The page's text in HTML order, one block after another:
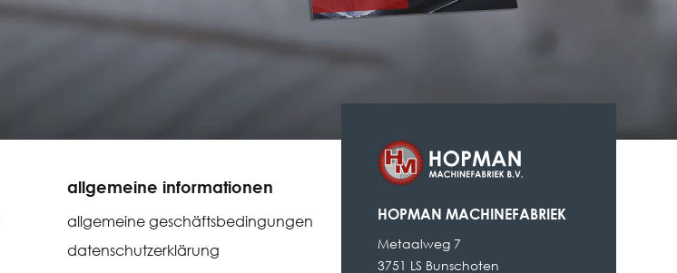
allgemeine informationen
allgemeine geschäftsbedingungen
datenschutzerklärung
HOPMAN MACHINEFABRIEK
Metaalweg 7
3751 LS Bunschoten